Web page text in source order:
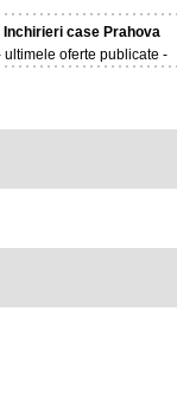
Inchirieri case Prahova
ultimele oferte publicate -